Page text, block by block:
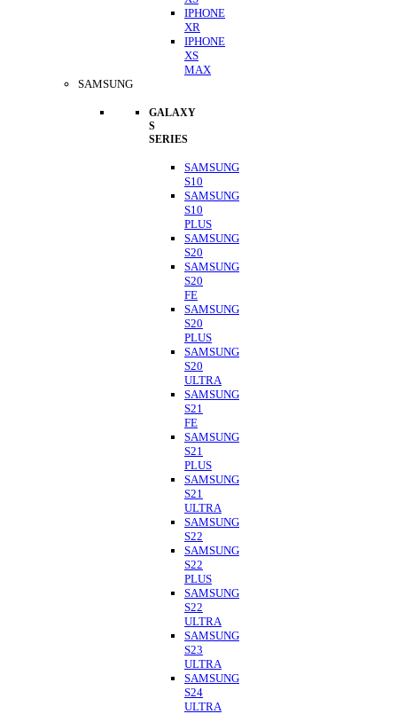
IPHONE
XR
IPHONE
XS
MAX
SAMSUNG
GALAXY
S
SERIES
SAMSUNG
S10
SAMSUNG
S10
PLUS
SAMSUNG
S20
SAMSUNG
S20
FE
SAMSUNG
S20
PLUS
SAMSUNG
S20
ULTRA
SAMSUNG
S21
FE
SAMSUNG
S21
PLUS
SAMSUNG
S21
ULTRA
SAMSUNG
S22
SAMSUNG
S22
PLUS
SAMSUNG
S22
ULTRA
SAMSUNG
S23
ULTRA
SAMSUNG
S24
ULTRA